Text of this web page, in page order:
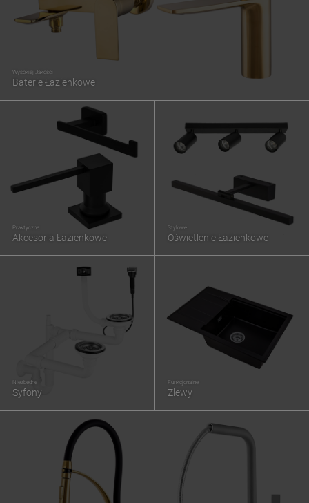
Wysokiej Jakości
Baterie Łazienkowe
Praktyczne
Akcesoria Łazienkowe
Stylowe
Oświetlenie Łazienkowe
Niezbędne
Syfony
Funkcjonalne
Zlewy